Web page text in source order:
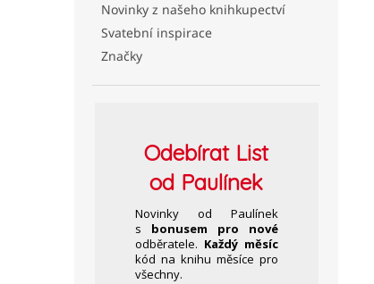
Novinky z našeho knihkupectví
Svatební inspirace
Značky
OdebíratList
od Paulínek
Novinky od Paulínek
s bonusem pro nové
odběratele. Každý měsíc
kód na knihu měsíce pro
všechny.